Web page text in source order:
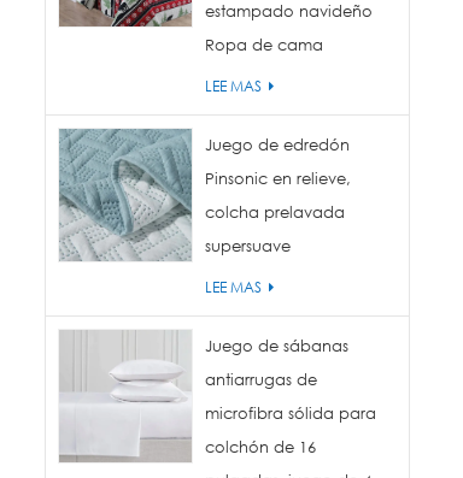
estampado navideño
Ropa de cama
LEE MAS
Juego de edredón
Pinsonic en relieve,
colcha prelavada
supersuave
LEE MAS
Juego de sábanas
antiarrugas de
microfibra sólida para
colchón de 16